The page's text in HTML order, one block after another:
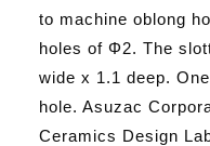
to machine oblong
holes of Φ2. The
wide x 1.1 deep.
hole. Asuzac
Ceramics Design